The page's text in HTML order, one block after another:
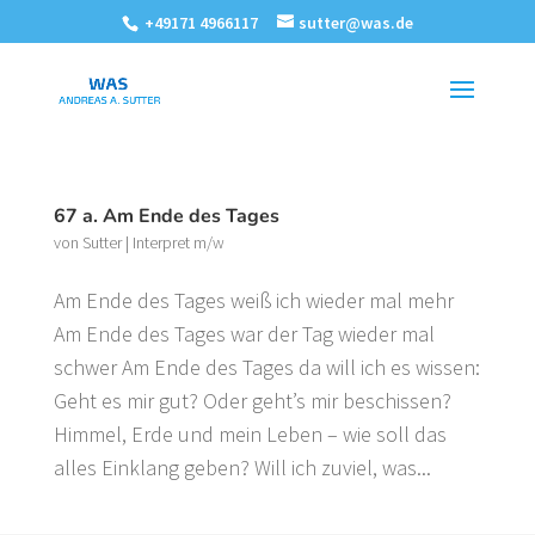
+49171 4966117 sutter@was.de
67 a. Am Ende des Tages
von Sutter| Interpret m/w
Am Ende des Tages weiß ich wieder mal mehr
Am Ende des Tages war der Tag wieder mal
schwer Am Ende des Tages da will ich es wissen:
Geht es mir gut? Oder geht’s mir beschissen?
Himmel, Erde und mein Leben – wie soll das
alles Einklang geben? Will ich zuviel, was...